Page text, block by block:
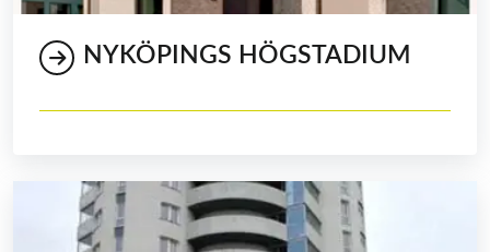
NYKÖPINGS HÖGSTADIUM